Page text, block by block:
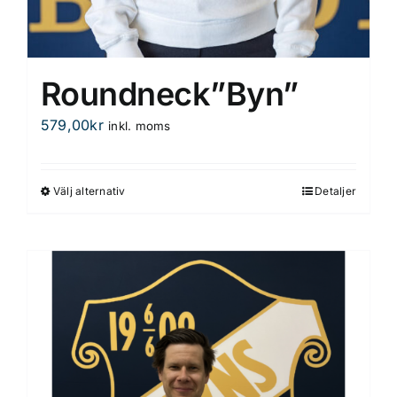
Roundneck”Byn”
579,00kr inkl. moms
Välj alternativDen
flera
varianter.
De
olika
alternativen
Detaljer